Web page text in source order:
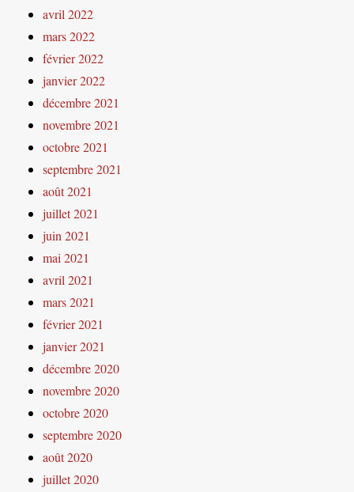
avril 2022
mars 2022
février 2022
janvier 2022
décembre 2021
novembre 2021
octobre 2021
septembre 2021
août 2021
juillet 2021
juin 2021
mai 2021
avril 2021
mars 2021
février 2021
janvier 2021
décembre 2020
novembre 2020
octobre 2020
septembre 2020
août 2020
juillet 2020